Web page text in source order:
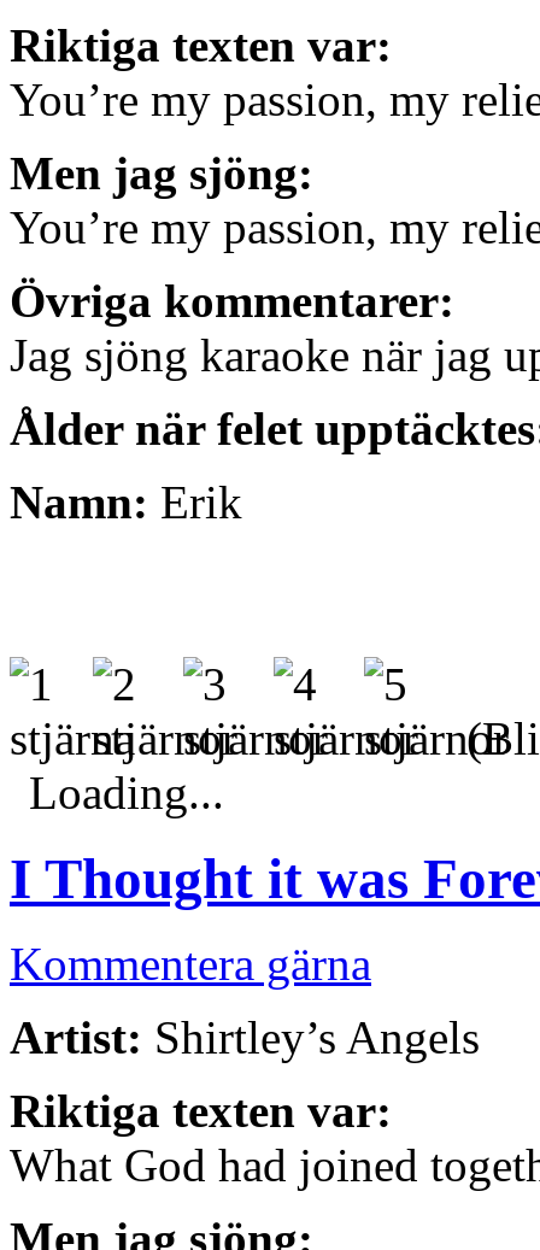
Riktiga texten var:
You’re my passion, my
Men jag sjöng:
You’re my passion, my
Övriga kommentarer:
Jag sjöng karaoke när jag
Ålder när felet
Namn: Erik
(Bli
Loading...
I Thought it was
Kommentera gärna
Artist: Shirtley’s Angels
Riktiga texten var:
What God had joined
Men jag sjöng: